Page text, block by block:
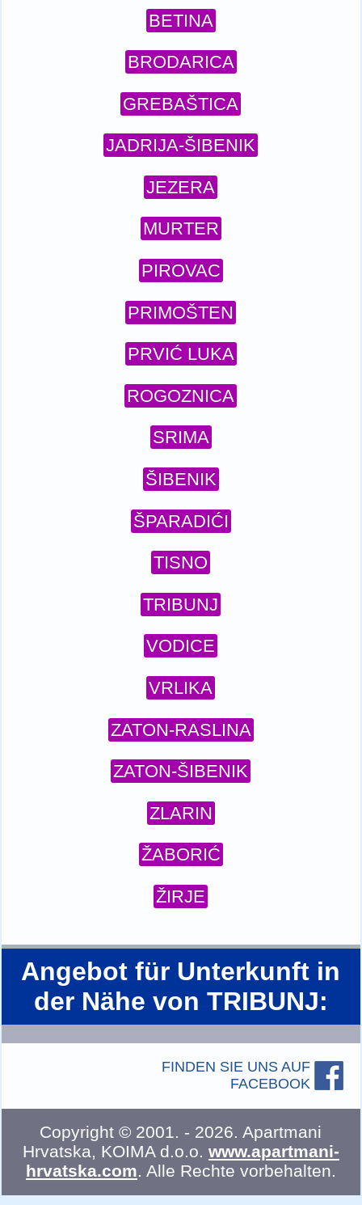
BETINA
BRODARICA
GREBAŠTICA
JADRIJA-ŠIBENIK
JEZERA
MURTER
PIROVAC
PRIMOŠTEN
PRVIĆ LUKA
ROGOZNICA
SRIMA
ŠIBENIK
ŠPARADIĆI
TISNO
TRIBUNJ
VODICE
VRLIKA
ZATON-RASLINA
ZATON-ŠIBENIK
ZLARIN
ŽABORIĆ
ŽIRJE
Angebot für Unterkunft in
der Nähe von TRIBUNJ:
FINDEN SIE UNS AUF
FACEBOOK
Copyright © 2001. - 2026.Apartmani
Hrvatska, KOIMA d.o.o. www.apartmani-
hrvatska.com. Alle Rechte vorbehalten.